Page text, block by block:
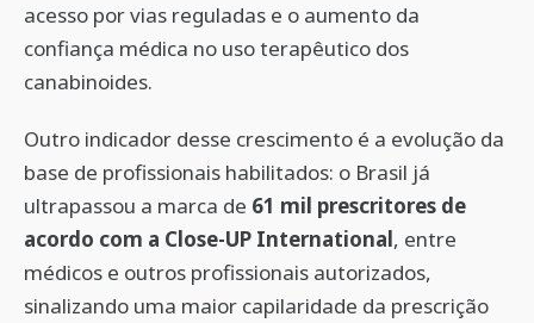
acesso por vias reguladas e o aumento da
confiança médica no uso terapêutico dos
canabinoides.
Outro indicador desse crescimento é a evolução da
base de profissionais habilitados: o Brasil já
ultrapassou a marca de 61 mil prescritores de
acordo com a Close-UP International, entre
médicos e outros profissionais autorizados,
sinalizando uma maior capilaridade da prescrição